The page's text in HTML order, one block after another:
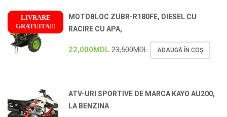
LIVRARE
GRATUITA!!!
!
MOTOBLOC ZUBR-R180FE, DIESEL CU
RACIRE CU APA,
22,000MDL 23,500MDL ADAUGĂ ÎN COȘ
ATV-URI SPORTIVE DE MARCA KAYO AU200,
LA BENZINA